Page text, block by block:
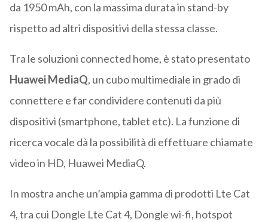
da 1950 mAh, con la massima durata in stand-by
rispetto ad altri dispositivi della stessa classe.
Tra le soluzioni connected home, è stato presentato
Huawei MediaQ, un cubo multimediale in grado di
connettere e far condividere contenuti da più
dispositivi (smartphone, tablet etc). La funzione di
ricerca vocale dà la possibilità di effettuare chiamate
video in HD, Huawei MediaQ.
In mostra anche un’ampia gamma di prodotti Lte Cat
4, tra cui Dongle Lte Cat 4, Dongle wi-fi, hotspot